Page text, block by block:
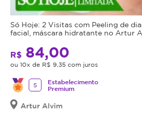
técnica
que
ciência
dermatológica
e
estética
de
Só Hoje: 2 Visitas com Peeling de
facial, máscara hidratante no Artur
R$ 84,00
ou 10x de R$ 9,35 com juros
5
Estabelecimento
Premium
Artur Alvim